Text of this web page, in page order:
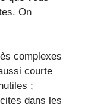
On
complexes
courte
;
dans les